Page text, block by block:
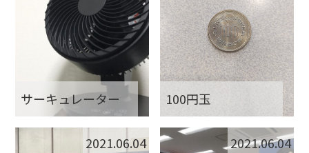
サーキュレーター 100円玉
2021.06.04 2021.06.04